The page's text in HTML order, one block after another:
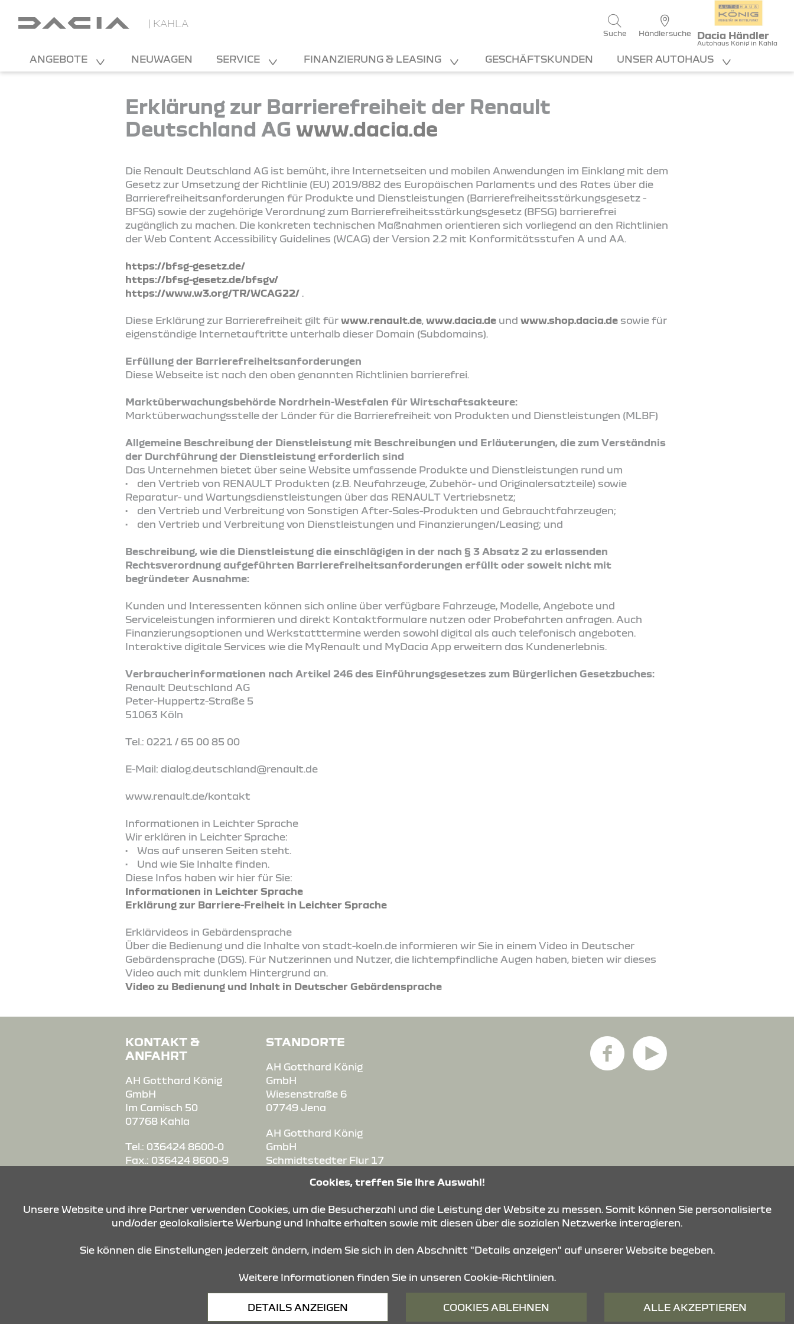
| KAHLA
Suche Händlersuche Dacia Händler
Autohaus König in Kahla
ANGEBOTE NEUWAGEN SERVICE FINANZIERUNG & LEASING GESCHÄFTSKUNDEN UNSER AUTOHAUS
Erklärung zur Barrierefreiheit der Renault
Deutschland AGwww.dacia.de
Die Renault Deutschland AG ist bemüht, ihre Internetseiten und mobilen Anwendungen im Einklang mit dem
Gesetz zur Umsetzung der Richtlinie (EU) 2019/882 des Europäischen Parlaments und des Rates über die
Barrierefreiheitsanforderungen für Produkte und Dienstleistungen (Barrierefreiheitsstärkungsgesetz -
BFSG) sowie der zugehörige Verordnung zum Barrierefreiheitsstärkungsgesetz (BFSG) barrierefrei
zugänglich zu machen. Die konkreten technischen Maßnahmen orientieren sich vorliegend an den Richtlinien
der Web Content Accessibility Guidelines (WCAG) der Version 2.2 mit Konformitätsstufen A und AA.
https://bfsg-gesetz.de/
https://bfsg-gesetz.de/bfsgv/
https://www.w3.org/TR/WCAG22/ .
Diese Erklärung zur Barrierefreiheit gilt fürwww.renault.de,www.dacia.de undwww.shop.dacia.de sowie für
eigenständige Internetauftritte unterhalb dieser Domain (Subdomains).
Erfüllung der Barrierefreiheitsanforderungen
Diese Webseite ist nach den oben genannten Richtlinien barrierefrei.
Marktüberwachungsbehörde Nordrhein-Westfalen für Wirtschaftsakteure:
Marktüberwachungsstelle der Länder für die Barrierefreiheit von Produkten und Dienstleistungen (MLBF)
Allgemeine Beschreibung der Dienstleistung mit Beschreibungen und Erläuterungen, die zum Verständnis
der Durchführung der Dienstleistung erforderlich sind
Das Unternehmen bietet über seine Website umfassende Produkte und Dienstleistungen rund um
• den Vertrieb von RENAULT Produkten (z.B. Neufahrzeuge, Zubehör- und Originalersatzteile) sowie
Reparatur- und Wartungsdienstleistungen über das RENAULT Vertriebsnetz;
• den Vertrieb und Verbreitung von Sonstigen After-Sales-Produkten und Gebrauchtfahrzeugen;
• den Vertrieb und Verbreitung von Dienstleistungen und Finanzierungen/Leasing; und
Beschreibung, wie die Dienstleistung die einschlägigen in der nach § 3 Absatz 2 zu erlassenden
Rechtsverordnung aufgeführten Barrierefreiheitsanforderungen erfüllt oder soweit nicht mit
begründeter Ausnahme:
Kunden und Interessenten können sich online über verfügbare Fahrzeuge, Modelle, Angebote und
Serviceleistungen informieren und direkt Kontaktformulare nutzen oder Probefahrten anfragen. Auch
Finanzierungsoptionen und Werkstatttermine werden sowohl digital als auch telefonisch angeboten.
Interaktive digitale Services wie die MyRenault und MyDacia App erweitern das Kundenerlebnis.
Verbraucherinformationen nach Artikel 246 des Einführungsgesetzes zum Bürgerlichen Gesetzbuches:
Renault Deutschland AG
Peter-Huppertz-Straße 5
51063 Köln
Tel.: 0221 / 65 00 85 00
E-Mail: dialog.deutschland@renault.de
www.renault.de/kontakt
Informationen in Leichter Sprache
Wir erklären in Leichter Sprache:
• Was auf unseren Seiten steht.
• Und wie Sie Inhalte finden.
Diese Infos haben wir hier für Sie:
Informationen in Leichter Sprache
Erklärung zur Barriere-Freiheit in Leichter Sprache
Erklärvideos in Gebärdensprache
Über die Bedienung und die Inhalte von stadt-koeln.de informieren wir Sie in einem Video in Deutscher
Gebärdensprache (DGS). Für Nutzerinnen und Nutzer, die lichtempfindliche Augen haben, bieten wir dieses
Video auch mit dunklem Hintergrund an.
Video zu Bedienung und Inhalt in Deutscher Gebärdensprache
KONTAKT &
ANFAHRT
AH Gotthard König
GmbH
Im Camisch 50
07768 Kahla
Tel.: 036424 8600-0
Fax.: 036424 8600-9
koenig.de
STANDORTE
AH Gotthard König
GmbH
Wiesenstraße 6
07749 Jena
AH Gotthard König
GmbH
Schmidtstedter Flur 17
GmbH
Im Camisch 50
Cookies Barrierefreiheit © 2026 Dacia
Cookies, treffen Sie Ihre Auswahl!
Unsere Website und ihre Partner verwenden Cookies, um die Besucherzahl und die Leistung der Website zu messen. Somit können Sie personalisierte
und/oder geolokalisierte Werbung und Inhalte erhalten sowie mit diesen über die sozialen Netzwerke interagieren.
Sie können die Einstellungen jederzeit ändern, indem Sie sich in den Abschnitt "Details anzeigen" auf unserer Website begeben.
Weitere Informationen finden Sie in unseren Cookie-Richtlinien.
DETAILS ANZEIGEN COOKIES ABLEHNEN ALLE AKZEPTIEREN